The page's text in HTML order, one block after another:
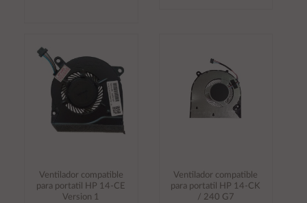
carrito
Ventilador compatible
para portatil HP 14-CE
Version 1
Ventilador compatible
para portatil HP 14-CK
/ 240 G7